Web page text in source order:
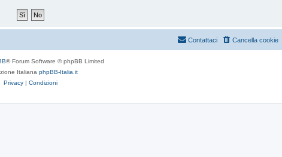
Cancella cookie
Contattaci
® Forum Software © phpBB Limited
Italiana phpBB-Italia.it
Privacy | Condizioni